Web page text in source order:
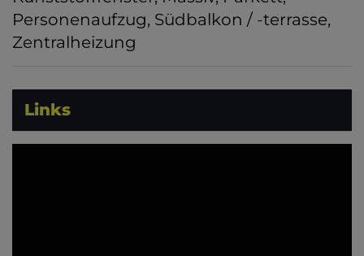
Personenaufzug Südbalkon / -terrasse
Zentralheizung
Links